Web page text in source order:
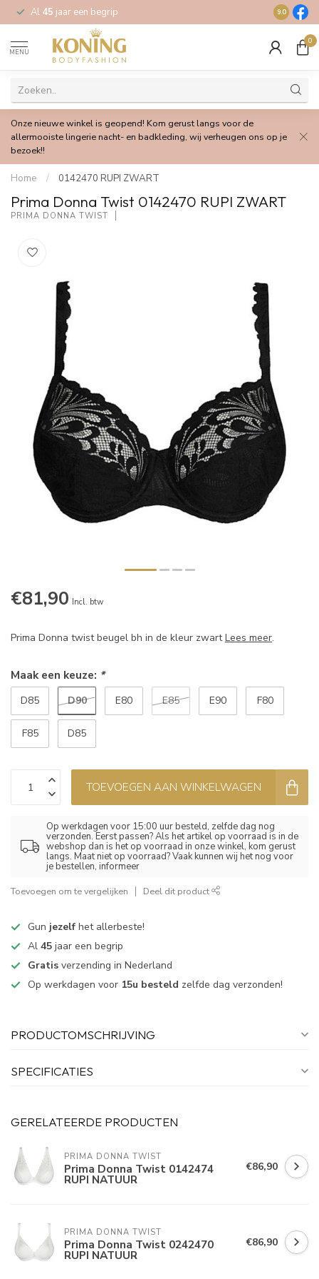
Al 45 jaar een begrip Gratis
9.0
MENU
0
Onze nieuwe winkel is geopend! Kom gerust langs voor de
allermooiste lingerie nacht- en badkleding, wij verheugen ons op je
bezoek!!
Home / 0142470 RUPI ZWART
Prima Donna Twist 0142470 RUPI ZWART
PRIMA DONNA TWIST
€81,90 Incl. btw
Prima Donna twist beugel bh in de kleur zwartLees meer.
Maak een keuze: *
D85 D90 E80 E85 E90 F80
F85 D85
TOEVOEGEN AAN WINKELWAGEN
Op werkdagen voor 15:00 uur besteld, zelfde dag nog
verzonden. Eerst passen? Als het artikel op voorraad is in de
webshop dan is het op voorraad in onze winkel, kom gerust
langs. Maat niet op voorraad? Vaak kunnen wij het nog voor
je bestellen, informeer
Toevoegen om te vergelijken Deel dit product
Gun jezelf het allerbeste!
Al 45 jaar een begrip
Gratis verzending in Nederland
Op werkdagen voor 15u besteld zelfde dag verzonden!
PRODUCTOMSCHRIJVING
SPECIFICATIES
GERELATEERDE PRODUCTEN
PRIMA DONNA TWIST
Prima Donna Twist 0142474
RUPI NATUUR
€86,90
PRIMA DONNA TWIST
Prima Donna Twist 0242470
RUPI NATUUR
€86,90